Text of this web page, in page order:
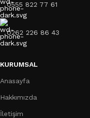
0555 822 77 61
0262 226 86 43
KURUMSAL
Anasayfa
Hakkımızda
İletişim